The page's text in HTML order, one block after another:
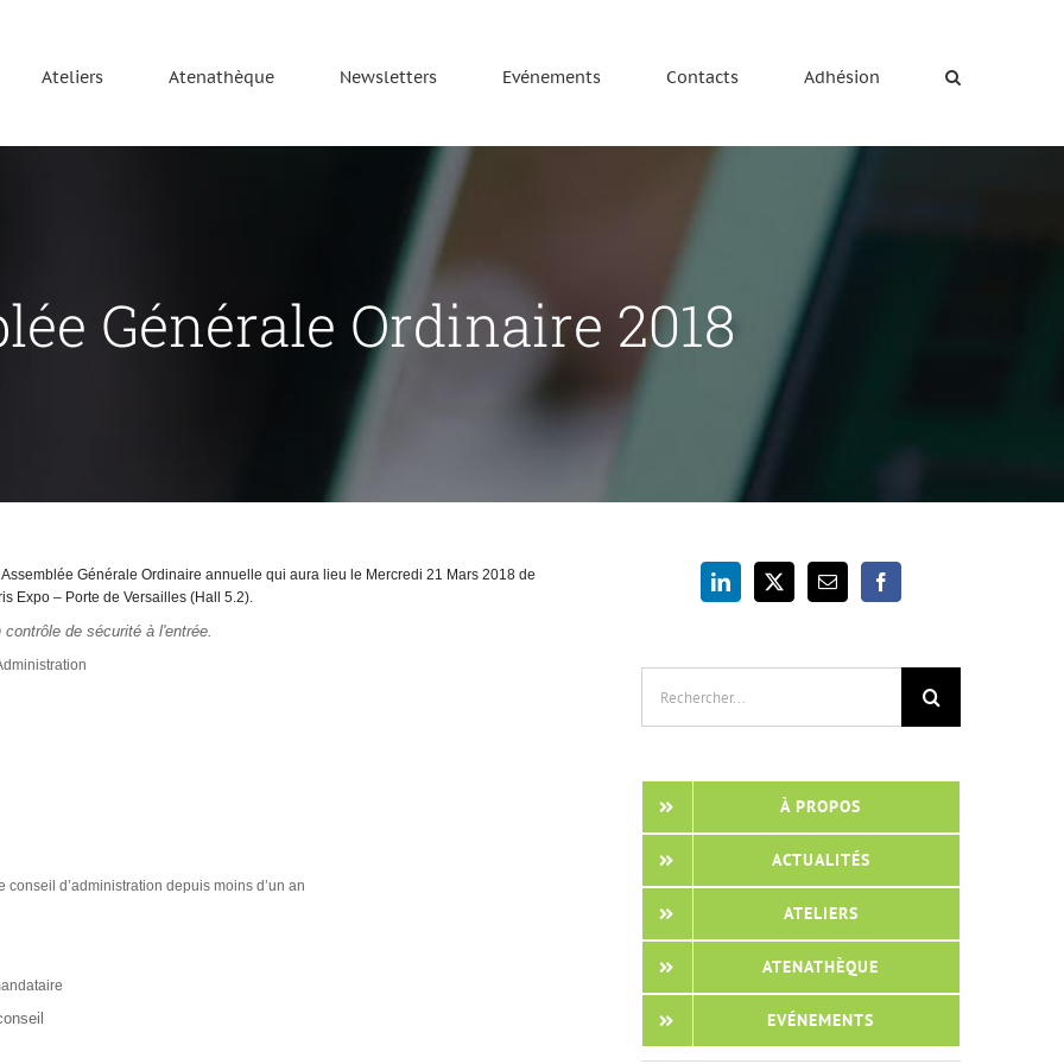
Ateliers Atenathèque Newsletters Evénements Contacts Adhésion
Générale Ordinaire 2018
Générale Ordinaire annuelle qui aura lieu le Mercredi 21 Mars 2018 de
Expo – Porte de Versailles (Hall 5.2).
de sécurité à l'entrée.
d’administration depuis moins d’un an
À PROPOS
ACTUALITÉS
ATELIERS
ATENATHÈQUE
EVÉNEMENTS